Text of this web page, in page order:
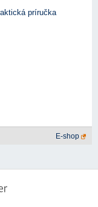
príručka
E-shop